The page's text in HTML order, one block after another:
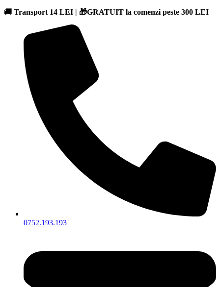
🚚 Transport 14 LEI | 🎁GRATUIT la comenzi peste 300 LEI
0752.193.193